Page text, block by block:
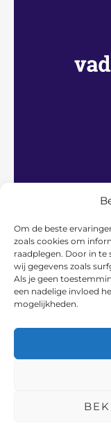
Om de beste
zoals cookies om
raadplegen. Door in
wij gegevens zoals
Als je geen
een nadelige invloed
mogelijkheden.
Copyright © 2026